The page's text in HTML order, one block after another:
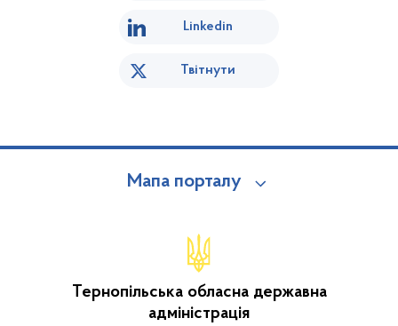
Linkedin
Твітнути
Мапа порталу
Тернопільська обласна державна
адміністрація